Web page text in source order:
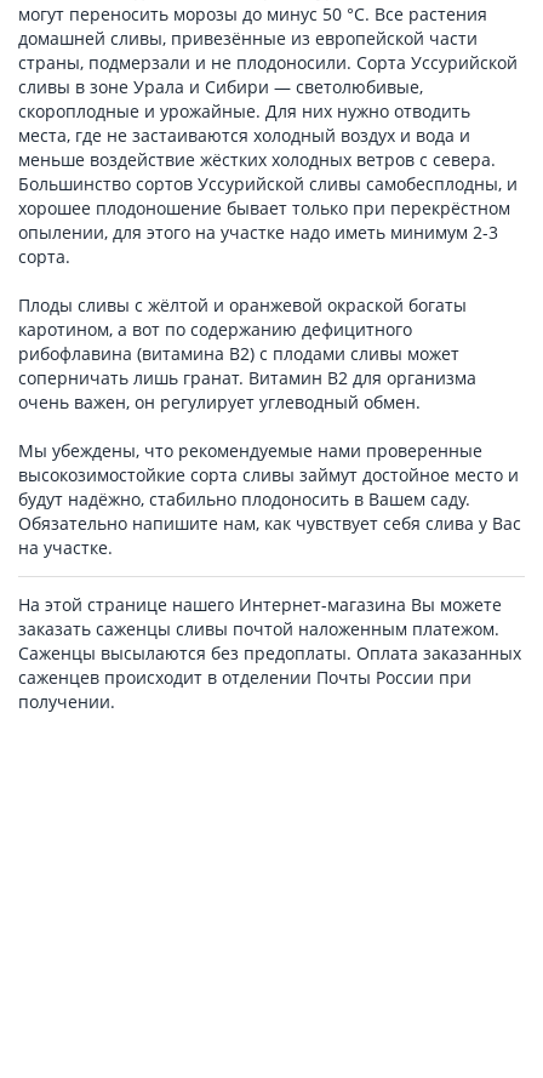
могут переносить морозы до минус 50 °C. Все растения
домашней сливы, привезённые из европейской части
страны, подмерзали и не плодоносили. Сорта Уссурийской
сливы в зоне Урала и Сибири — светолюбивые,
скороплодные и урожайные. Для них нужно отводить
места, где не застаиваются холодный воздух и вода и
меньше воздействие жёстких холодных ветров с севера.
Большинство сортов Уссурийской сливы самобесплодны, и
хорошее плодоношение бывает только при перекрёстном
опылении, для этого на участке надо иметь минимум 2-3
сорта.
Плоды сливы с жёлтой и оранжевой окраской богаты
каротином, а вот по содержанию дефицитного
рибофлавина (витамина В2) с плодами сливы может
соперничать лишь гранат. Витамин В2 для организма
очень важен, он регулирует углеводный обмен.
Мы убеждены, что рекомендуемые нами проверенные
высокозимостойкие сорта сливы займут достойное место и
будут надёжно, стабильно плодоносить в Вашем саду.
Обязательно напишите нам, как чувствует себя слива у Вас
на участке.
На этой странице нашего Интернет-магазина Вы можете
заказать саженцы сливы почтой наложенным платежом.
Саженцы высылаются без предоплаты. Оплата заказанных
саженцев происходит в отделении Почты России при
получении.